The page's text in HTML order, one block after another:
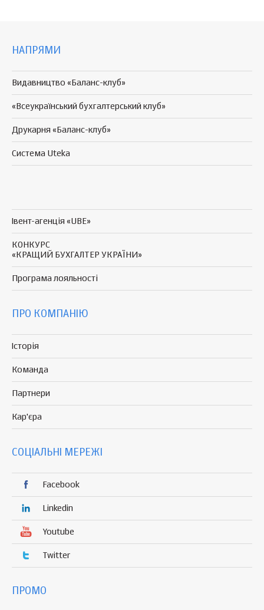
НАПРЯМИ
Видавництво «Баланс-клуб»
«Всеукраїнський бухгалтерський клуб»
Друкарня «Баланс-клуб»
Система Uteka
Івент-агенція «UBE»
КОНКУРС
«КРАЩИЙ БУХГАЛТЕР УКРАЇНИ»
Програма лояльності
ПРО КОМПАНІЮ
Історія
Команда
Партнери
Кар'єра
СОЦІАЛЬНІ МЕРЕЖІ
Facebook
Linkedin
Youtube
Twitter
ПРОМО